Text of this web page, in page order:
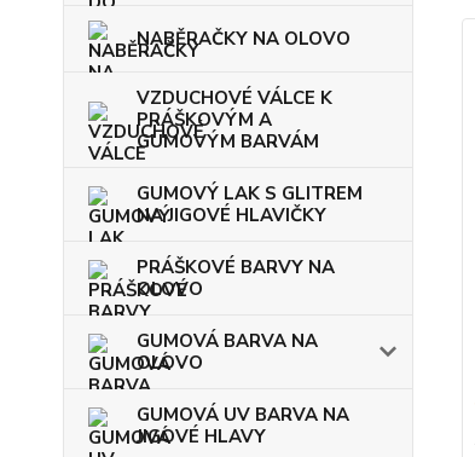
NABĚRAČKY NA OLOVO
VZDUCHOVÉ VÁLCE K
PRÁŠKOVÝM A
GUMOVÝM BARVÁM
GUMOVÝ LAK S GLITREM
NA JIGOVÉ HLAVIČKY
PRÁŠKOVÉ BARVY NA
OLOVO
GUMOVÁ BARVA NA
OLOVO
GUMOVÁ UV BARVA NA
JIGOVÉ HLAVY